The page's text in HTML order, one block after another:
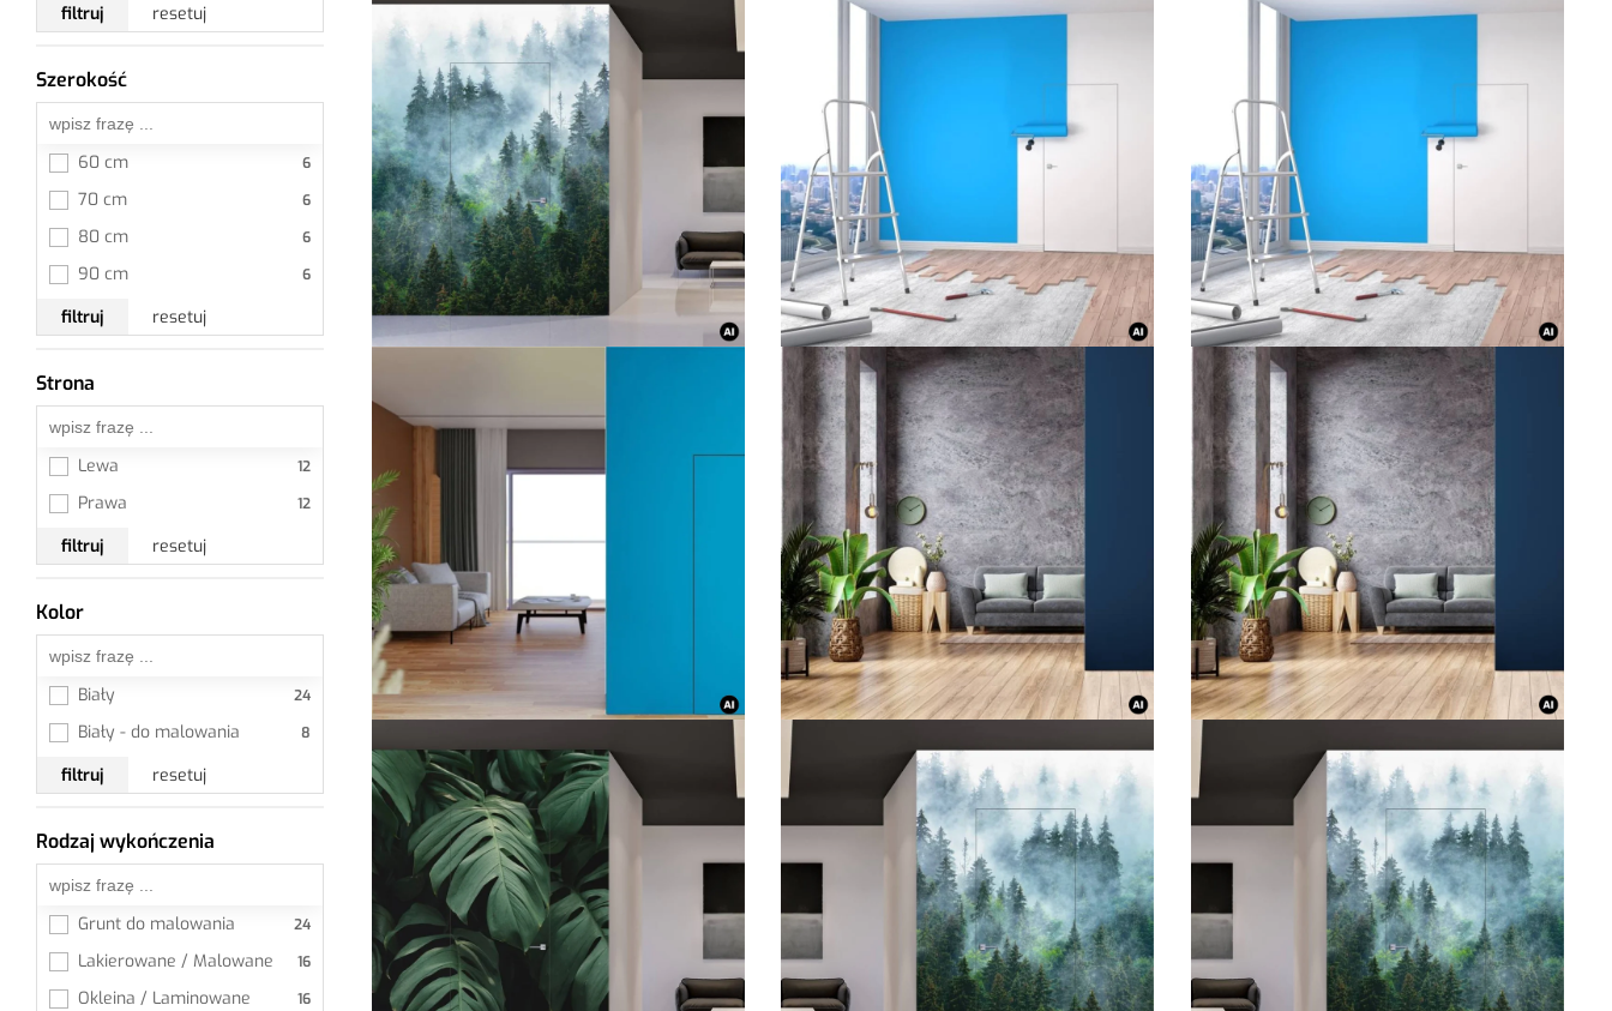
filtruj
resetuj
Szerokość
60 cm
70 cm
80 cm
90 cm
filtruj
resetuj
Strona
Lewa
Prawa
filtruj
resetuj
Kolor
Biały
Biały - do malowania
filtruj
resetuj
Rodzaj wykończenia
Grunt do malowania
Lakierowane / Malowane
Okleina / Laminowane